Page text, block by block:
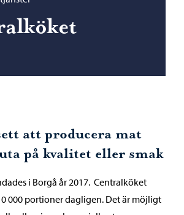
att producera mat
på kvalitet eller smak
i Borgå år 2017. Centralköket
000 portioner dagligen. Det är möjligt